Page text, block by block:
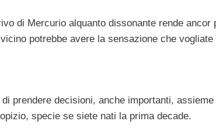
di Mercurio alquanto dissonante rende ancor
potrebbe avere la sensazione che
prendere decisioni, anche importanti,
specie se siete nati la prima decade.